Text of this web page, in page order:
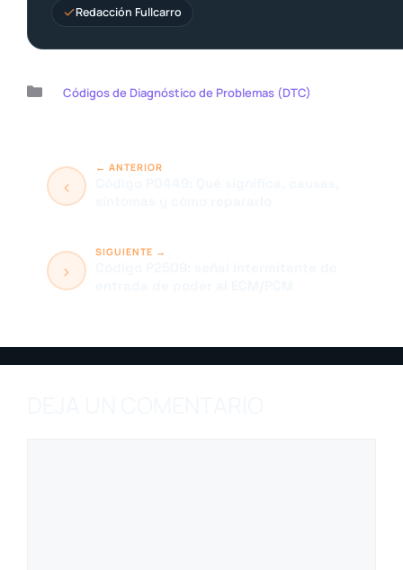
Redacción Fullcarro
Categorías
Códigos de Diagnóstico de Problemas (DTC)